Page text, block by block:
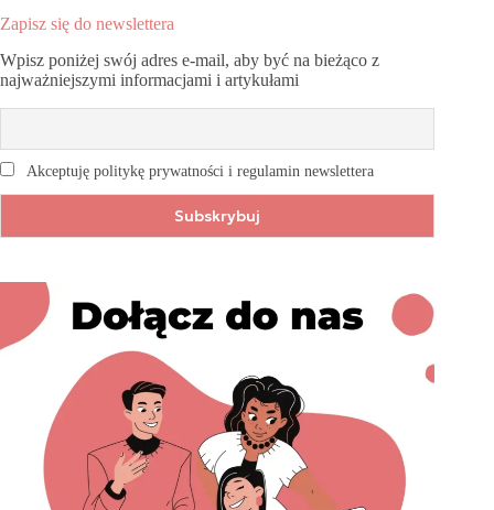
Zapisz się do newslettera
Wpisz poniżej swój adres e-mail, aby być na bieżąco z
najważniejszymi informacjami i artykułami
Akceptuję politykę prywatności i regulamin newslettera